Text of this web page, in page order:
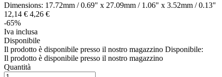
Dimensions: 17.72mm / 0.69" x 27.09mm / 1.06" x 3.52mm / 0.13"
12,14 € 4,26 €
-65%
Iva inclusa
Disponibile
Il prodotto è disponibile presso il nostro magazzino Disponibile:
Il prodotto è disponibile presso il nostro magazzino
Quantità